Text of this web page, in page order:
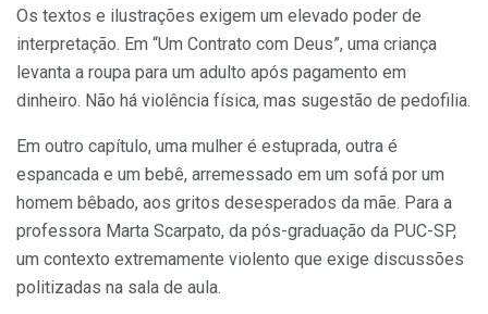
Os textos e ilustrações exigem um elevado poder de
interpretação. Em “Um Contrato com Deus”, uma criança
levanta a roupa para um adulto após pagamento em
dinheiro. Não há violência física, mas sugestão de pedofilia.
Em outro capítulo, uma mulher é estuprada, outra é
espancada e um bebê, arremessado em um sofá por um
homem bêbado, aos gritos desesperados da mãe. Para a
professora Marta Scarpato, da pós-graduação da PUC-SP,
um contexto extremamente violento que exige discussões
politizadas na sala de aula.